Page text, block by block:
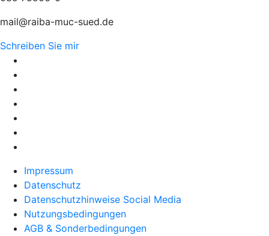
mail@raiba-muc-sued.de
Schreiben Sie mir
Impressum
Datenschutz
Datenschutzhinweise Social Media
Nutzungsbedingungen
AGB & Sonderbedingungen